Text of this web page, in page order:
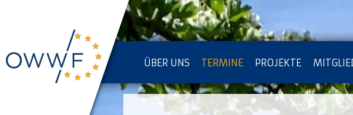
ÜBER UNS TERMINE PROJEKTE
IMPRESSUM [KOPIE] DATENSCHUTZ